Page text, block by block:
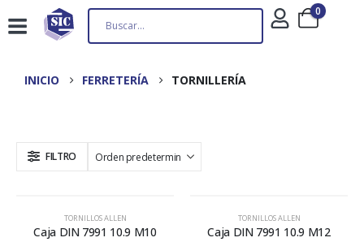
0
INICIO FERRETERÍA TORNILLERÍA
FILTRO
TORNILLOS ALLEN
Caja DIN 7991 10.9 M10
TORNILLOS ALLEN
Caja DIN 7991 10.9 M12